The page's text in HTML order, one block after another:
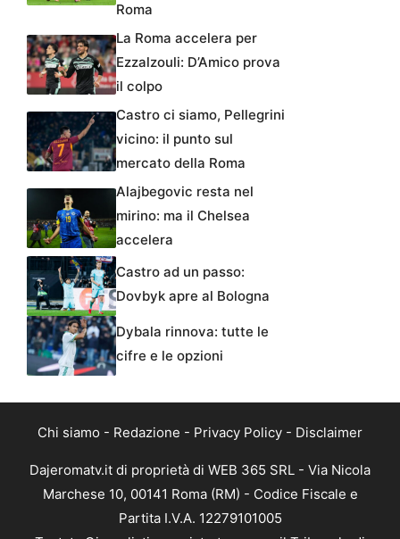
Roma
La Roma accelera per
Ezzalzouli: D’Amico prova
il colpo
Castro ci siamo, Pellegrini
vicino: il punto sul
mercato della Roma
Alajbegovic resta nel
mirino: ma il Chelsea
accelera
Castro ad un passo:
Dovbyk apre al Bologna
Dybala rinnova: tutte le
cifre e le opzioni
Chi siamo - Redazione - Privacy Policy - Disclaimer
Dajeromatv.it di proprietà di WEB 365 SRL - Via Nicola
Marchese 10, 00141 Roma (RM) - Codice Fiscale e
Partita I.V.A. 12279101005